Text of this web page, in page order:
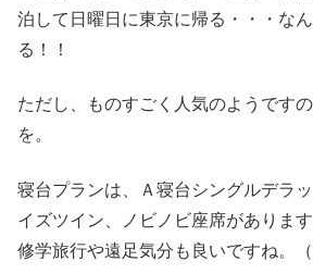
泊して日曜日に東京に帰る・・・な
る！！
ただし、ものすごく人気のようです
を。
寝台プランは、Ａ寝台シングルデラ
イズツイン、ノビノビ座席がありま
修学旅行や遠足気分も良いですね。（